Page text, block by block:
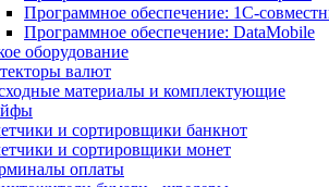
Программное обеспечение: 1С-
Программное обеспечение: DataMobile
оборудование
валют
материалы и комплектующие
и сортировщики банкнот
и сортировщики монет
оплаты